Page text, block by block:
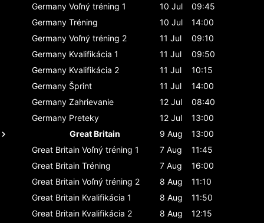
Germany Voľný tréning 1 10 Jul
09:45
Germany Tréning 10 Jul
14:00
Germany Voľný tréning 2 11 Jul
09:10
Germany Kvalifikácia 1 11 Jul
09:50
Germany Kvalifikácia 2 11 Jul
10:15
Germany Šprint 11 Jul
14:00
Germany Zahrievanie 12 Jul
08:40
Germany Preteky 12 Jul
13:00
Great Britain
9 Aug
13:00
Great Britain Voľný tréning 1 7 Aug
11:45
Great Britain Tréning 7 Aug
16:00
Great Britain Voľný tréning 2 8 Aug
11:10
Great Britain Kvalifikácia 1 8 Aug
11:50
Great Britain Kvalifikácia 2 8 Aug
12:15